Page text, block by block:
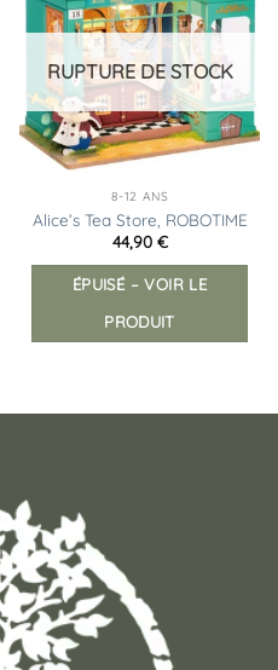
à la
liste
RUPTURE DE STOCK
8-12 ANS
Alice’s Tea Store, ROBOTIME
44,90 €
ÉPUISÉ – VOIR LE
PRODUIT